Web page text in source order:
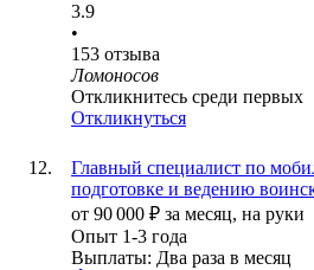
3.9
•
153 отзыва
Ломоносов
Откликнитесь среди первых
Откликнуться
Главный специалист по
подготовке и ведению
от 90 000 ₽ за месяц, на руки
Опыт 1-3 года
Выплаты: Два раза в месяц